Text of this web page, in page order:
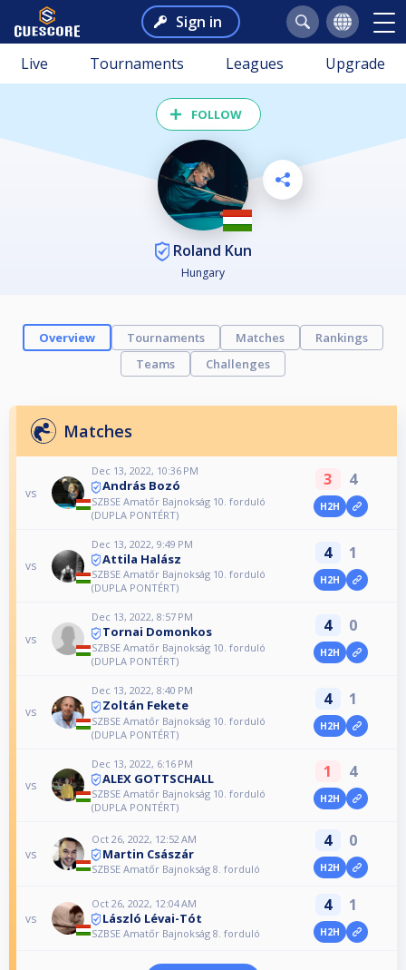
Sign in
Live Tournaments Leagues Upgrade
FOLLOW
Roland Kun
Hungary
Overview Tournaments Matches
Rankings
Teams
Challenges
Matches
vs
Dec 13, 2022, 10:36 PM
András Bozó
SZBSE Amatőr Bajnokság 10. forduló
(DUPLA PONTÉRT)
3 4
H2H
vs
Dec 13, 2022, 9:49 PM
Attila Halász
SZBSE Amatőr Bajnokság 10. forduló
(DUPLA PONTÉRT)
4 1
H2H
vs
Dec 13, 2022, 8:57 PM
Tornai Domonkos
SZBSE Amatőr Bajnokság 10. forduló
(DUPLA PONTÉRT)
4 0
H2H
vs
Dec 13, 2022, 8:40 PM
Zoltán Fekete
SZBSE Amatőr Bajnokság 10. forduló
(DUPLA PONTÉRT)
4 1
H2H
vs
Dec 13, 2022, 6:16 PM
ALEX GOTTSCHALL
SZBSE Amatőr Bajnokság 10. forduló
(DUPLA PONTÉRT)
1 4
H2H
vs
Oct 26, 2022, 12:52 AM
Martin Császár
SZBSE Amatőr Bajnokság 8. forduló
4 0
H2H
vs
Oct 26, 2022, 12:04 AM
László Lévai-Tót
SZBSE Amatőr Bajnokság 8. forduló
4 1
H2H